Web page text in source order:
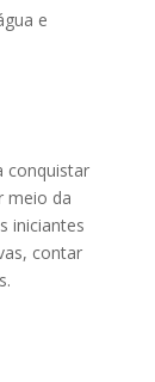
e
conquistar
meio da
iniciantes
contar